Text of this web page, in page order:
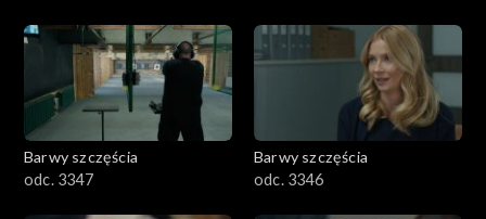
Barwy szczęścia
odc. 3347
Barwy szczęścia
odc. 3346